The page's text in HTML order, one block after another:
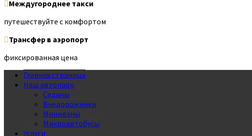
Междугороднее такси
путешествуйте с комфортом
Трансфер в аэропорт
фиксированная цена
Главная страница
Наш автопарк
Седаны
Внедорожники
Минивэны
Микроавтобусы
Услуги